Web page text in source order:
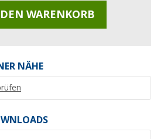
WARENKORB
NÄHE